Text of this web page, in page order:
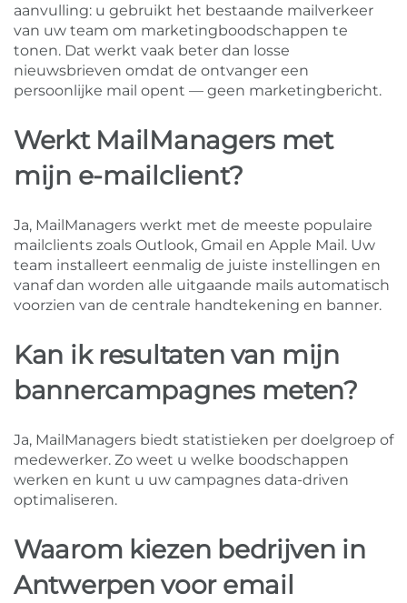
aanvulling: u gebruikt het bestaande mailverkeer
van uw team om marketingboodschappen te
tonen. Dat werkt vaak beter dan losse
nieuwsbrieven omdat de ontvanger een
persoonlijke mail opent — geen marketingbericht.
Werkt MailManagers met
mijn e-mailclient?
Ja, MailManagers werkt met de meeste populaire
mailclients zoals Outlook, Gmail en Apple Mail. Uw
team installeert eenmalig de juiste instellingen en
vanaf dan worden alle uitgaande mails automatisch
voorzien van de centrale handtekening en banner.
Kan ik resultaten van mijn
bannercampagnes meten?
Ja, MailManagers biedt statistieken per doelgroep of
medewerker. Zo weet u welke boodschappen
werken en kunt u uw campagnes data-driven
optimaliseren.
Waarom kiezen bedrijven in
Antwerpen voor email